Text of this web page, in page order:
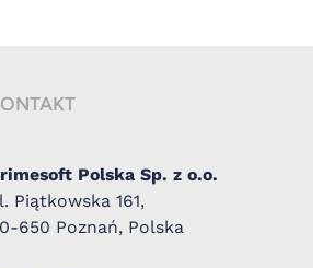
Polska Sp. z o.o.
Piątkowska 161,
650 Poznań, Polska